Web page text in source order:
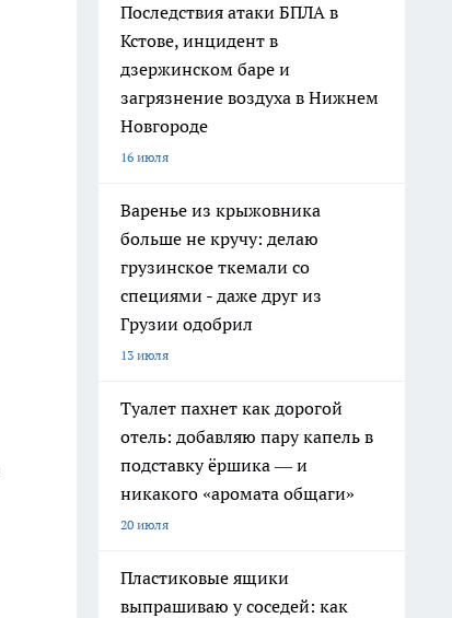
Последствия атаки БПЛА в
Кстове, инцидент в
дзержинском баре и
загрязнение воздуха в Нижнем
Новгороде
16 июля
Варенье из крыжовника
больше не кручу: делаю
грузинское ткемали со
специями - даже друг из
Грузии одобрил
13 июля
Туалет пахнет как дорогой
отель: добавляю пару капель в
подставку ёршика — и
никакого «аромата общаги»
20 июля
Пластиковые ящики
выпрашиваю у соседей: как